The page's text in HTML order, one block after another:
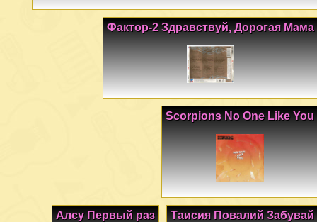
Фактор-2 Здравствуй, Дорогая Мама
Scorpions No One Like You
Таисия Повалий Забувай
Алсу Первый раз